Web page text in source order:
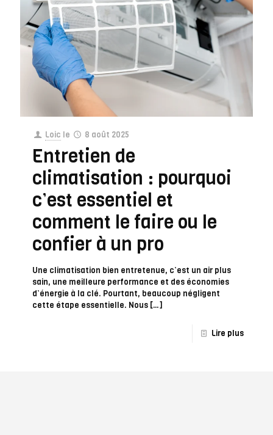
Loic le 8 août 2025
Entretien de
climatisation : pourquoi
c’est essentiel et
comment le faire ou le
confier à un pro
Une climatisation bien entretenue, c’est un air plus
sain, une meilleure performance et des économies
d’énergie à la clé. Pourtant, beaucoup négligent
cette étape essentielle. Nous […]
Lire plus